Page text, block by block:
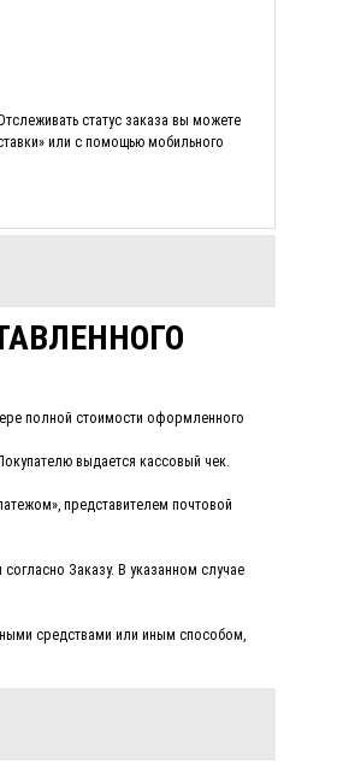
статус заказа вы можете
или с помощью мобильного
полной стоимости оформленного
выдается кассовый чек.
представителем почтовой
Заказу. В указанном случае
средствами или иным способом,